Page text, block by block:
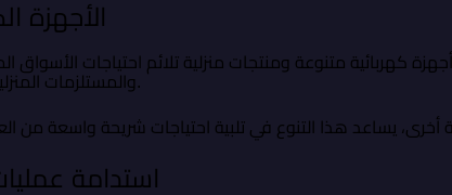
الأجهزة
أجهزة كهربائية متنوعة ومنتجات منزلية تلائم احتياجات
والمستلزمات المنزلية المستخدمة في المنازل والمنشآت التجارية.
استدامة